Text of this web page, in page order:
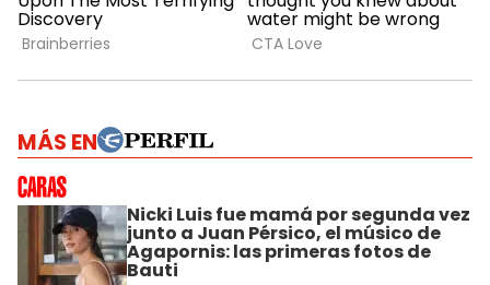
MÁS EN
Nicki Luis fue mamá por segunda vez
junto a Juan Pérsico, el músico de
Agapornis: las primeras fotos de
Bauti